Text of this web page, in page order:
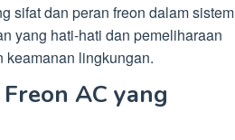
sifat dan peran freon dalam sistem
yang hati-hati dan pemeliharaan
keamanan lingkungan.
AC yang